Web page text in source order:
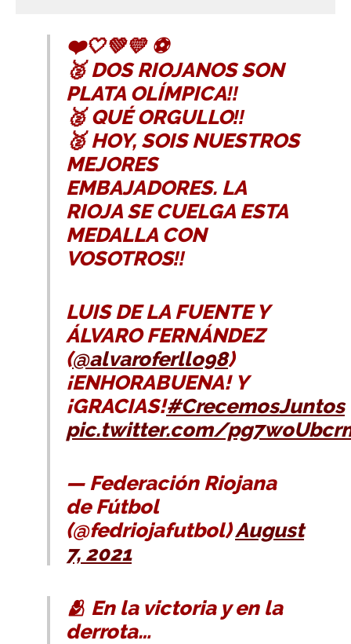
❤️🤍💚💛 ⚽️
🥈 DOS RIOJANOS SON
PLATA OLÍMPICA‼️
🥈 QUÉ ORGULLO‼️
🥈 HOY, SOIS NUESTROS
MEJORES
EMBAJADORES. LA
RIOJA SE CUELGA ESTA
MEDALLA CON
VOSOTROS‼️
LUIS DE LA FUENTE Y
ÁLVARO FERNÁNDEZ
(@alvaroferllo98)
¡ENHORABUENA! Y
¡GRACIAS!#CrecemosJuntos
pic.twitter.com/
— Federación Riojana
de Fútbol
(@fedriojafutbol)August
7, 2021
🫂 En la victoria y en la
derrota…